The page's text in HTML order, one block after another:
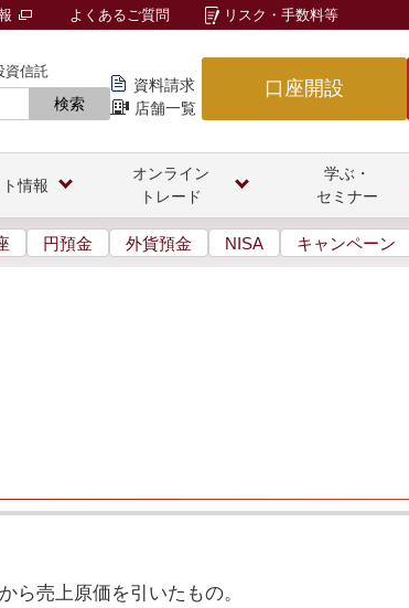
資信託
検索
資料請求
店舗一覧
口座開設
よくあるご質問 リスク・手数料等
情報
オンライン
トレード
学ぶ・
セミナー
円預金 外貨預金 NISA キャンペーン
ら売上原価を引いたもの。